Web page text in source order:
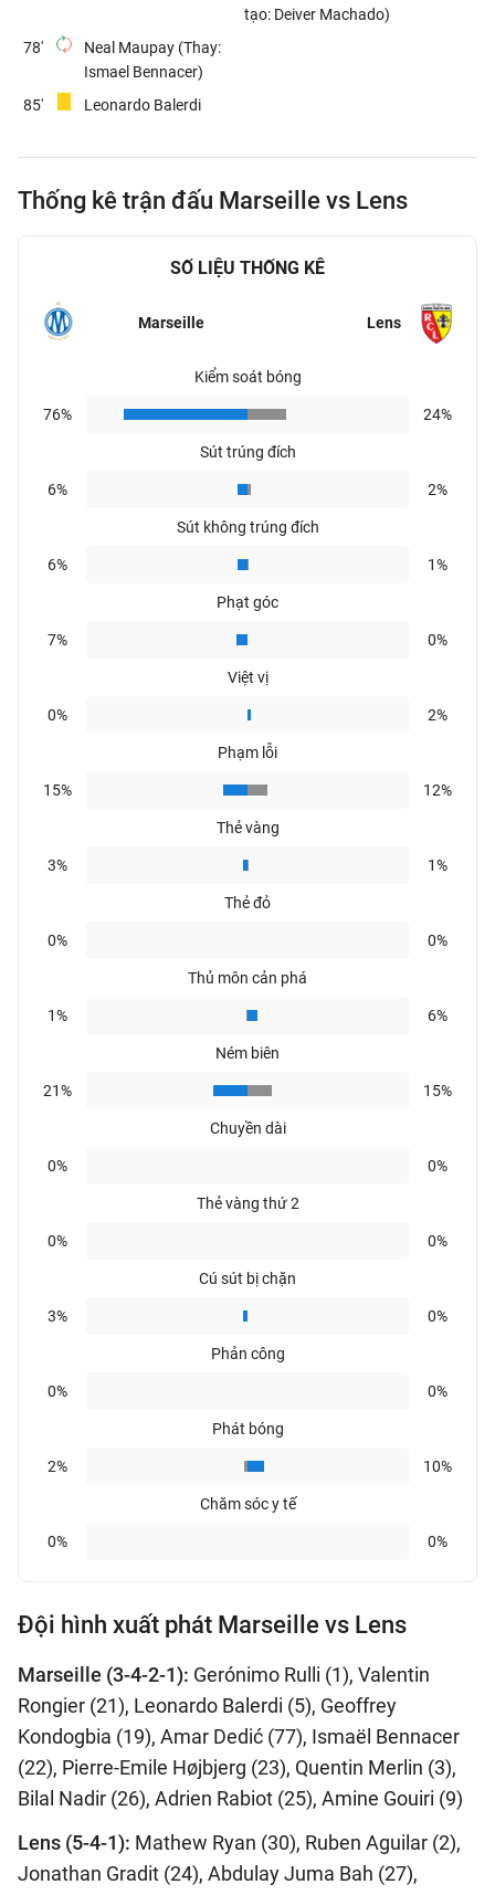
tạo: Deiver Machado)
78'
Neal Maupay (Thay:
Ismael Bennacer)
85'
Leonardo Balerdi
Thống kê trận đấu Marseille vs Lens
SỐ LIỆU THỐNG KÊ
Marseille Lens
Kiểm soát bóng
76% 24%
Sút trúng đích
6% 2%
Sút không trúng đích
6% 1%
Phạt góc
7% 0%
Việt vị
0% 2%
Phạm lỗi
15% 12%
Thẻ vàng
3% 1%
Thẻ đỏ
0% 0%
Thủ môn cản phá
1% 6%
Ném biên
21% 15%
Chuyền dài
0% 0%
Thẻ vàng thứ 2
0% 0%
Cú sút bị chặn
3% 0%
Phản công
0% 0%
Phát bóng
2% 10%
Chăm sóc y tế
0% 0%
Đội hình xuất phát Marseille vs Lens
Marseille (3-4-2-1): Gerónimo Rulli (1), Valentin
Rongier (21), Leonardo Balerdi (5), Geoffrey
Kondogbia (19), Amar Dedić (77), Ismaël Bennacer
(22), Pierre-Emile Højbjerg (23), Quentin Merlin (3),
Bilal Nadir (26), Adrien Rabiot (25), Amine Gouiri (9)
Lens (5-4-1): Mathew Ryan (30), Ruben Aguilar (2),
Jonathan Gradit (24), Abdulay Juma Bah (27),